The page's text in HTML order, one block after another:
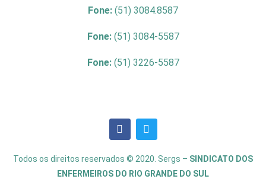
Fone: (51) 3084.8587
Fone: (51) 3084-5587
Fone: (51) 3226-5587
Todos os direitos reservados © 2020. Sergs – SINDICATO DOS
ENFERMEIROS DO RIO GRANDE DO SUL